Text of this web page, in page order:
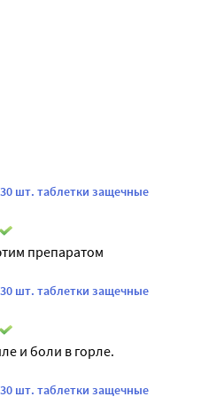
шт. таблетки защечные
препаратом
шт. таблетки защечные
и боли в горле.
шт. таблетки защечные